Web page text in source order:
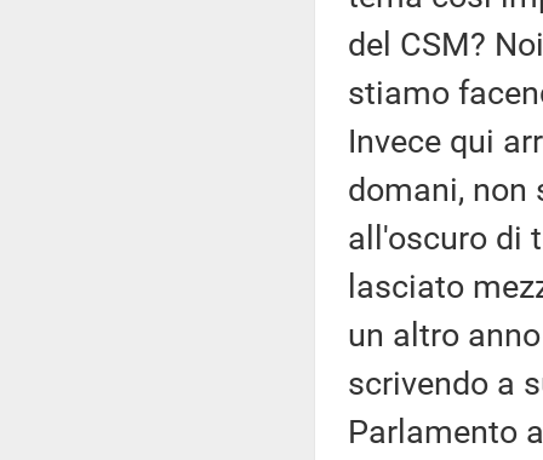
del CSM?
stiamo
Invece qui
domani, non
all'oscuro di
lasciato
un altro
scrivendo a
Parlamento